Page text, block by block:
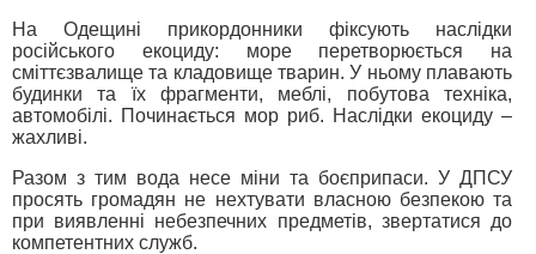
На Одещині прикордонники фіксують наслідки
російського екоциду: море перетворюється на
сміттєзвалище та кладовище тварин. У ньому плавають
будинки та їх фрагменти, меблі, побутова техніка,
автомобілі. Починається мор риб. Наслідки екоциду –
жахливі.
Разом з тим вода несе міни та боєприпаси. У ДПСУ
просять громадян не нехтувати власною безпекою та
при виявленні небезпечних предметів, звертатися до
компетентних служб.